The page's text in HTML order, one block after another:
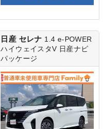
日産 セレナ 1.4 e-POWER
ハイウェイスタV 日産ナビ
パッケージ